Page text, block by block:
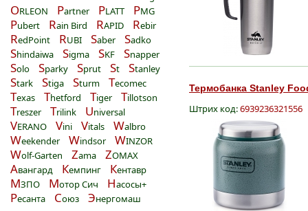
ORLEON Partner PLATT PMG
Pubert Rain Bird RAPID Rebir
RedPoint RUBI Saber Sadko
Shindaiwa Sigma SKF Snapper
Solo Sparky Sprut St Stanley
Stark Stiga Sturm Tecomec
Texas Thetford Tiger Tillotson
Treszer Trilink Universal
VERANO Vini Vitals Walbro
Weekender Windsor WINZOR
Wolf-Garten Zama ZOMAX
Авангард Кемпинг Кентавр
МЗПО Мотор Сич Насосы+
Ресанта Союз Энергомаш
Термобанка Stanley
Штрих код:6939236321556